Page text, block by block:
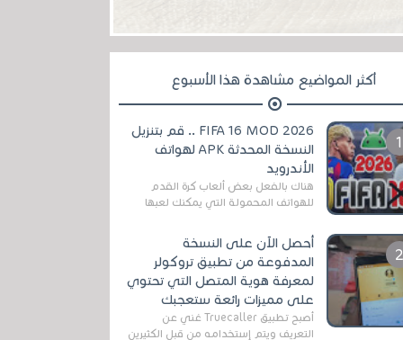
أكثر المواضيع مشاهدة هذا الأسبوع
FIFA 16 MOD 2026 .. قم بتنزيل
النسخة المحدثة APK لهواتف
الأندرويد
هناك بالفعل بعض ألعاب كرة القدم
للهواتف المحمولة التي يمكنك لعبها
مثل EA Sports ...
أحصل الآن على النسخة
المدفوعة من تطبيق تروكولر
لمعرفة هوية المتصل التي تحتوي
على مميزات رائعة ستعجبك
أصبح تطبيق Truecaller غني عن
التعريف ويتم إستخدامه من قبل الكثيرين